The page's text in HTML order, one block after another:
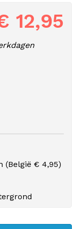
12,95
(België € 4,95)